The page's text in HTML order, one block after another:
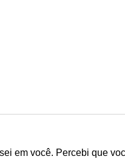
em você. Percebi que